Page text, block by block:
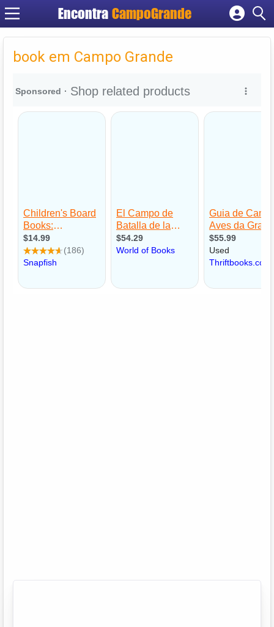
Encontra CampoGrande
Cadastrar empresa
Criar conta
book em Campo Grande